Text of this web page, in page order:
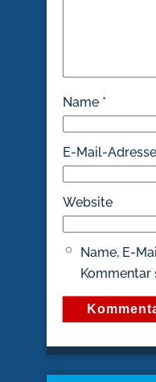
Name *
E-Mail-Adresse
Website
Name, E-
Kommentar